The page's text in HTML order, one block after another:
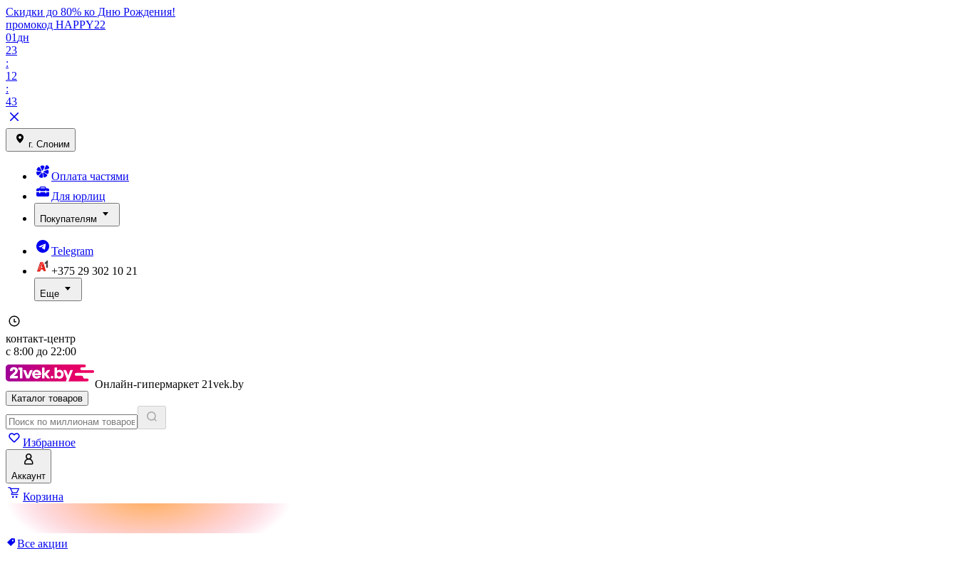
Скидки до 80% ко Дню Рождения!
промокод HAPPY22
01 дн
23
:
12
:
43
г. Слоним
Оплата частями
Для юрлиц
Покупателям
Telegram
+375 29 302 10 21
Еще
контакт-центр
с 8:00 до 22:00
Онлайн-гипермаркет 21vek.by
Каталог товаров
Избранное
Аккаунт
Корзина
Все акции